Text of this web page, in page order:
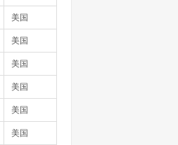
美国
美国
美国
美国
美国
美国